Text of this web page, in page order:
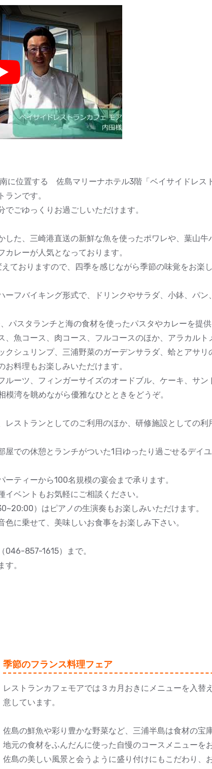
Play
に位置する 佐島マリーナホテル3階「ベイサイドレス
ンです。
ごゆっくりお過ごしいただけます。
した、三崎港直送の新鮮な魚を使ったポワレや、葉山
レーが人気となっております。
ておりますので、四季を感じながら季節の味覚をお楽
フバイキング形式で、ドリンクやサラダ、小鉢、パ
スタランチと海の食材を使ったパスタやカレーを提供
魚コース、肉コース、フルコースのほか、アラカルト
クシュリンプ、三浦野菜のガーデンサラダ、蛤とアサ
料理もお楽しみいただけます。
ーツ、フィンガーサイズのオードブル、ケーキ、サ
模湾を眺めながら優雅なひとときをどうぞ。
ストランとしてのご利用のほか、研修施設としての
屋での休憩とランチがついた1日ゆったり過ごせるデイ
ティーから100名規模の宴会まで承ります。
ベントもお気軽にご相談ください。
）はピアノの生演奏もお楽しみいただけます。
に乗せて、美味しいお食事をお楽しみ下さい。
046-857-1615）まで。
。
季節のフランス料理フェア
レストランカフェモアでは３カ月おきにメニューを入替
意しています。
佐島の鮮魚や彩り豊かな野菜など、三浦半島は食材の宝庫
地元の食材をふんだんに使った自慢のコースメニューを
佐島の美しい風景と会うように盛り付けにもこだわり、